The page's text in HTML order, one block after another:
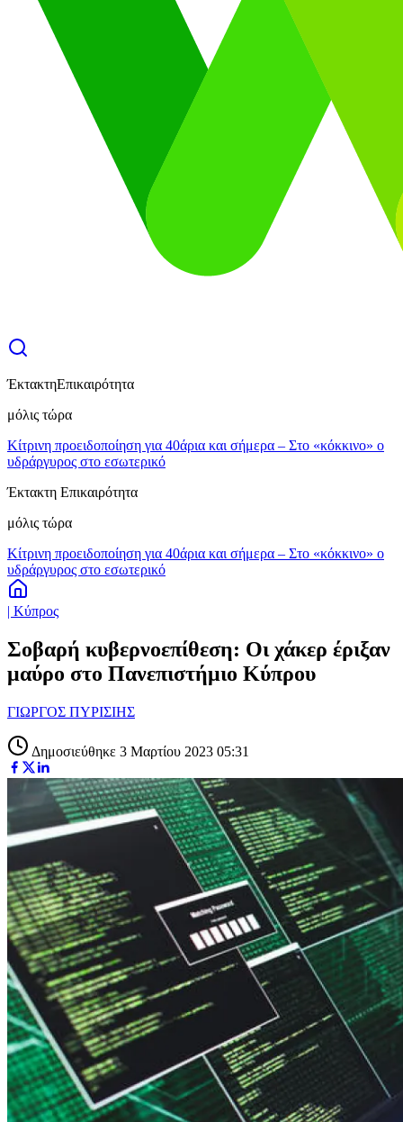
ΈκτακτηΕπικαιρότητα
μόλις τώρα
Κίτρινη προειδοποίηση για 40άρια και σήμερα – Στο «κόκκινο» ο
υδράργυρος στο εσωτερικό
Έκτακτη Επικαιρότητα
μόλις τώρα
Κίτρινη προειδοποίηση για 40άρια και σήμερα – Στο «κόκκινο» ο
υδράργυρος στο εσωτερικό
| Κύπρος
Σοβαρή κυβερνοεπίθεση: Οι χάκερ έριξαν
μαύρο στο Πανεπιστήμιο Κύπρου
ΓΙΩΡΓΟΣ ΠΥΡΙΣΙΗΣ
Δημοσιεύθηκε 3 Μαρτίου 2023 05:31